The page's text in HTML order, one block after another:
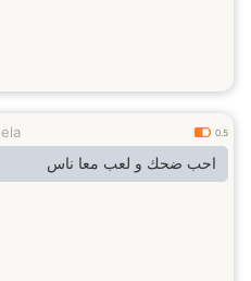
0.5
احب ضحك و لعب معا ناس